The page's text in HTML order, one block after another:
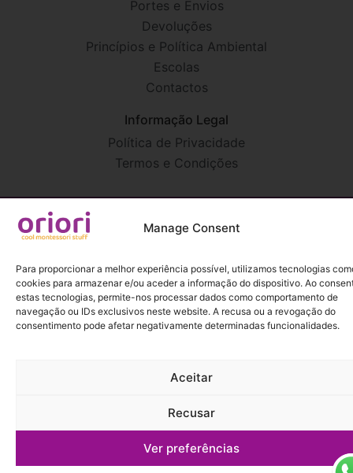
Manage Consent
Para proporcionar a melhor experiência possível, utilizamos tecnologias
cookies para armazenar e/ou aceder a informação do dispositivo. Ao
estas tecnologias, permite-nos processar dados como comportamento de
navegação ou IDs exclusivos neste website. A recusa ou a revogação do
consentimento pode afetar negativamente determinadas funcionalidades.
Aceitar
Recusar
Ver preferências
Portes e Envios
Devoluções
Princípios e Política Ambiental
Escolas
Contactos
Informação Legal
Política de Privacidade
Termos e Condições
2026 Todos os direitos reservados para oriori | cool montessori
stuff
Desenvolvido porPURE IMAGINATION